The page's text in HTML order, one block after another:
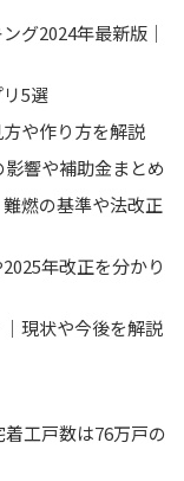
グ2024年最新版｜
5選
や作り方を解説
響や補助金まとめ
燃の基準や法改正
年改正を分かり
現状や今後を解説
工戸数は76万戸の